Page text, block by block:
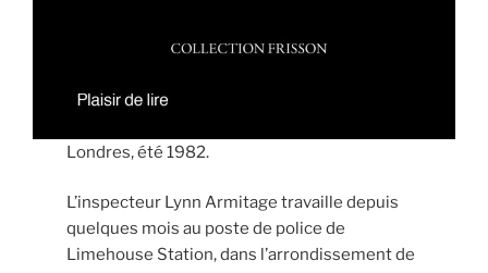
Londres, été 1982.
L’inspecteur Lynn Armitage travaille depuis
quelques mois au poste de police de
Limehouse Station, dans l’arrondissement de